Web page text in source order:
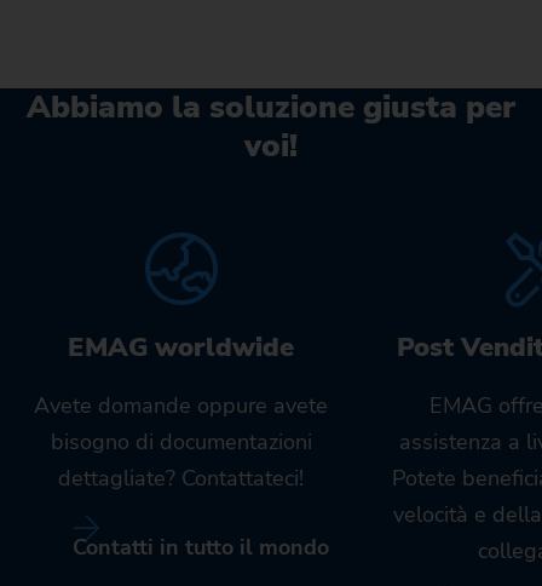
Abbiamo la soluzione giusta per
voi!
EMAG worldwide
Avete domande oppure avete
bisogno di documentazioni
dettagliate? Contattateci!
Contatti in tutto il mondo
Post
EMAG
assistenza a
Potete
velocità e